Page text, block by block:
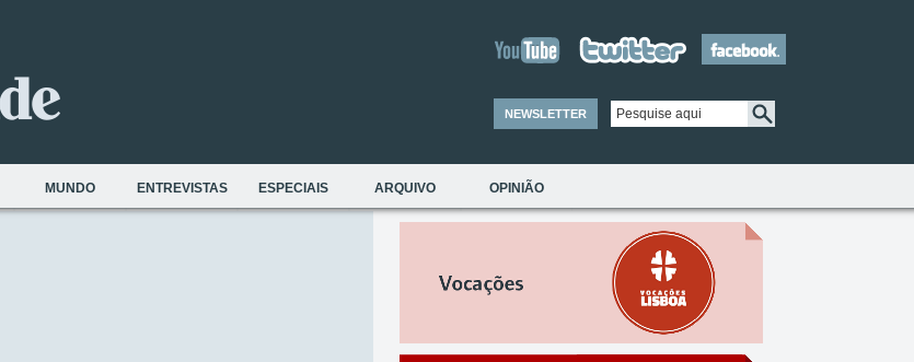
NEWSLETTER
MUNDO ENTREVISTAS ESPECIAIS ARQUIVO OPINIÃO